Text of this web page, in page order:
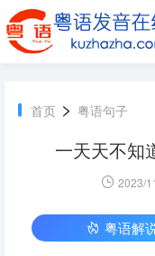
首页 > 粤语句子
一天天不知
2023/
粤语解